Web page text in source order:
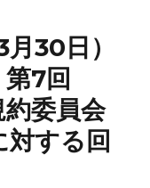
30日）
第7回
委員会
する回